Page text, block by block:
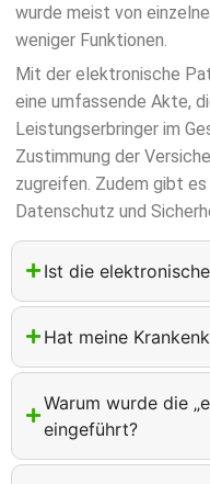
wurde meist von
weniger Funktionen.
Mit der elektronische
eine umfassende Akte,
Leistungserbringer im
Zustimmung der
zugreifen. Zudem gibt
Datenschutz und
Ist die
Hat meine
Warum wurde die
eingeführt?